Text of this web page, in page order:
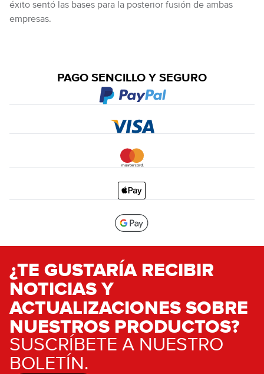
éxito sentó las bases para la posterior fusión de ambas
empresas.
PAGO SENCILLO Y SEGURO
¿TE GUSTARÍA RECIBIR
NOTICIAS Y
ACTUALIZACIONES SOBRE
NUESTROS PRODUCTOS?
SUSCRÍBETE A NUESTRO
BOLETÍN.